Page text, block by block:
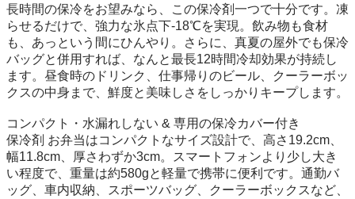
長時間の保冷をお望みなら、この保冷剤一つで十分です。凍
らせるだけで、強力な氷点下-18℃を実現。飲み物も食材
も、あっという間にひんやり。さらに、真夏の屋外でも保冷
バッグと併用すれば、なんと最長12時間冷却効果が持続し
ます。昼食時のドリンク、仕事帰りのビール、クーラーボッ
クスの中身まで、鮮度と美味しさをしっかりキープします。
コンパクト・水漏れしない & 専用の保冷カバー付き
保冷剤 お弁当はコンパクトなサイズ設計で、高さ19.2cm、
幅11.8cm、厚さわずか3cm。スマートフォンより少し大き
い程度で、重量は約580gと軽量で携帯に便利です。通勤バ
ッグ、車内収納、スポーツバッグ、クーラーボックスなど、